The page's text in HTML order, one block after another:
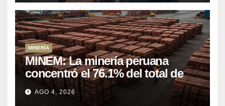
MINERÍA
MINEM: La minería peruana
concentró el 76.1% del total de
las exportaciones nacionales
entre enero y abril de 2026
AGO 4, 2026